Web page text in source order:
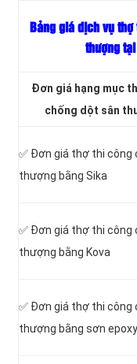
Bảng giá dịch vụ
thượng tại
Đơn giá hạng mục
chống dột sân
✅ Đơn giá thợ thi công
thượng bằng Sika
✅ Đơn giá thợ thi công
thượng bằng Kova
✅ Đơn giá thợ thi công
thượng bằng sơn epoxy